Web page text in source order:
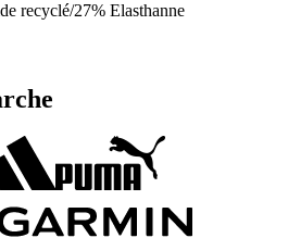
recyclé/27% Elasthanne